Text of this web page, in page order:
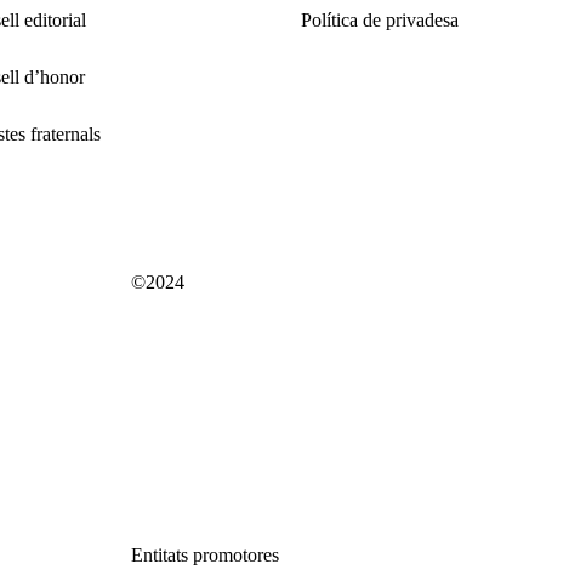
editorial
d’honor
fraternals
Política de privadesa
©2024
Entitats promotores